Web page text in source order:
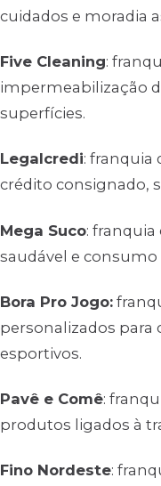
cuidados e moradia
Five Cleaning:
impermeabilização
superfícies.
Legalcredi: franquia
crédito consignado,
Mega Suco:
saudável e consumo
Bora Pro Jogo:
personalizados para
esportivos.
Pavê e Comê:
produtos ligados à
Fino Nordeste: